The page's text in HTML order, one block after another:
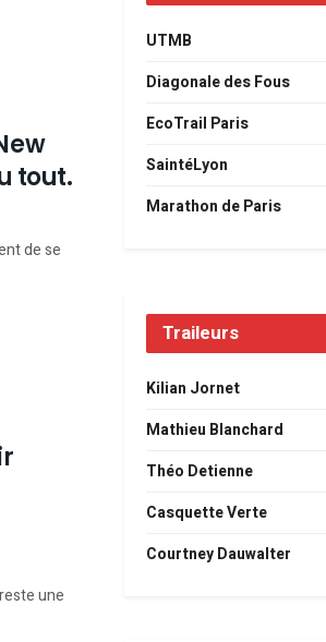
tout.
de se
une
UTMB
Diagonale des Fous
EcoTrail Paris
SaintéLyon
Marathon de Paris
Traileurs
Kilian Jornet
Mathieu Blanchard
Théo Detienne
Casquette Verte
Courtney Dauwalter